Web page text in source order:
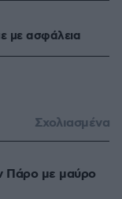
με ασφάλεια
Σχολιασμένα
Πάρο με μαύρο